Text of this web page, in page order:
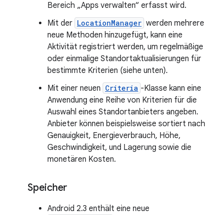
Bereich „Apps verwalten“ erfasst wird.
Mit der LocationManager werden mehrere
neue Methoden hinzugefügt, kann eine
Aktivität registriert werden, um regelmäßige
oder einmalige Standortaktualisierungen für
bestimmte Kriterien (siehe unten).
Mit einer neuen Criteria -Klasse kann eine
Anwendung eine Reihe von Kriterien für die
Auswahl eines Standortanbieters angeben.
Anbieter können beispielsweise sortiert nach
Genauigkeit, Energieverbrauch, Höhe,
Geschwindigkeit, und Lagerung sowie die
monetären Kosten.
Speicher
Android 2.3 enthält eine neue